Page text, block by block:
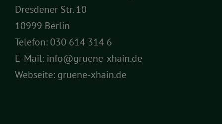
Dresdener Str. 10
10999 Berlin
Telefon: 030 614 314 6
E-Mail: info@gruene-xhain.de
Webseite: gruene-xhain.de